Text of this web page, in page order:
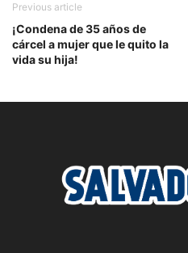
Previous article
¡Condena de 35 años de
cárcel a mujer que le quito la
vida su hija!